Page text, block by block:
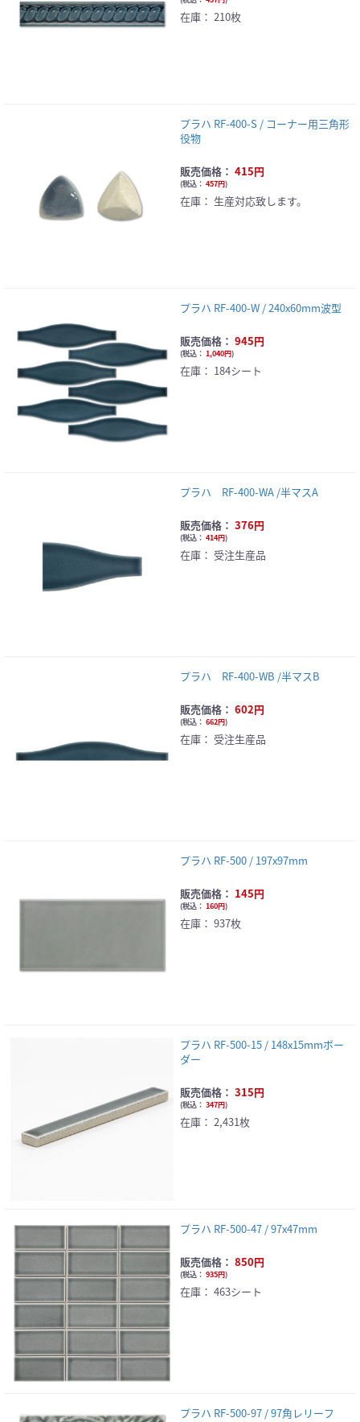
在庫： 210枚
プラハ RF-400-S / コーナー用三角形
役物
販売価格： 415円
(税込： 457円)
在庫： 生産対応致します。
プラハ RF-400-W / 240x60mm波型
販売価格： 945円
(税込： 1,040円)
在庫： 184シート
プラハ RF-400-WA /半マスA
販売価格： 376円
(税込： 414円)
在庫： 受注生産品
プラハ RF-400-WB /半マスB
販売価格： 602円
(税込： 662円)
在庫： 受注生産品
プラハ RF-500 / 197x97mm
販売価格： 145円
(税込： 160円)
在庫： 937枚
プラハ RF-500-15 / 148x15mmボー
ダー
販売価格： 315円
(税込： 347円)
在庫： 2,431枚
プラハ RF-500-47 / 97x47mm
販売価格： 850円
(税込： 935円)
在庫： 463シート
プラハ RF-500-97 / 97角レリーフ